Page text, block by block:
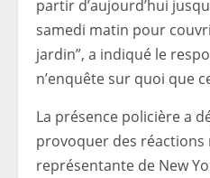
partir d’aujourd’hui
samedi matin pour
jardin”, a indiqué le
n’enquête sur quoi que
La présence policière a
provoquer des réactions
représentante de New